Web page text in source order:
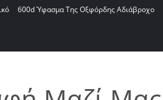
600d Ύφασμα Της Οξφόρδης Αδιάβροχο